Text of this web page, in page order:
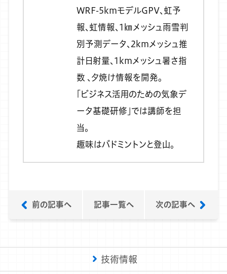
WRF-5kmモデルGPV、虹予
報、虹情報、1㎞メッシュ雨雪判
別予測データ、2kmメッシュ推
計日射量、1kmメッシュ暑さ指
数 、夕焼け情報を開発。
「ビジネス活用のための気象デ
ータ基礎研修」では講師を担
当。
趣味はバドミントンと登山。
前の記事へ 記事一覧へ 次の記事へ
技術情報